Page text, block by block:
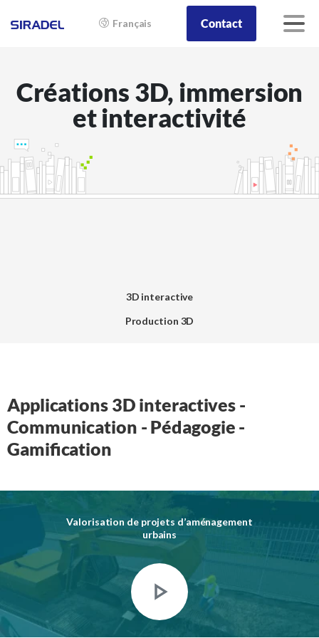
Français Contact
Créations 3D, immersion
et interactivité
3D interactive
Production 3D
Applications 3D interactives -
Communication - Pédagogie -
Gamification
Valorisation de projets d’aménagement
urbains